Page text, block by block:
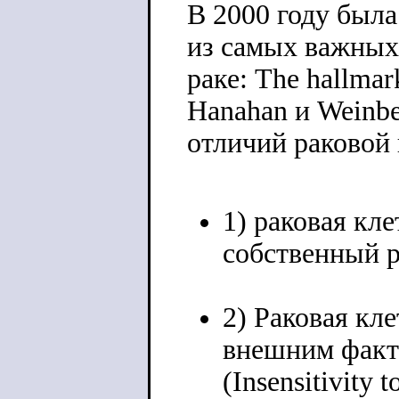
В 2000 году
из самых важных
раке: The
Hanahan и
отличий раковой
1) раковая
собственный
2) Раковая
внешним
(Insensitivity